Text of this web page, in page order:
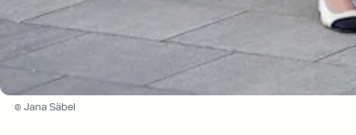
© Jana Säbel